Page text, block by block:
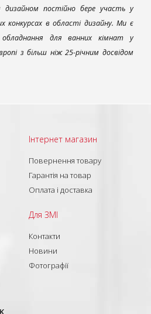
дизайном постійно бере участь у
конкурсах в області дизайну. Ми є
для ванних кімнат у
з більш ніж 25-річним досвідом
Інтернет магазин
Повернення товару
Гарантія на товар
Оплата і доставка
Для ЗМІ
Контакти
Новини
Фотографії